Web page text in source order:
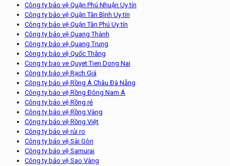
Công ty bảo vệ Quận Phú Nhuận Uy tín
Công ty bảo vệ Quận Tân Bình Uy tín
Công ty bảo vệ Quận Tân Phú Uy tín
Công ty bảo vệ Quang Thành
Công ty bảo vệ Quang Trung
Công ty bảo vệ Quốc Thắng
Cong ty bao ve Quyet Tien Dong Nai
Công ty bảo vệ Rạch Giá
Công ty bảo vệ Rồng Á Châu Đà Nẵng
Công ty bảo vệ Rồng Đông Nam Á
Công ty bảo vệ Rồng rẻ
Công ty bảo vệ Rồng Vàng
Công ty bảo vệ Rồng Việt
Công ty bảo vệ rủi ro
Công ty bảo vệ Sài Gòn
Công ty bảo vệ Samurai
Công ty bảo vệ Sao Vàng